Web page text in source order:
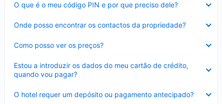
O que é o meu código PIN e por que preciso dele?
fechado
Onde posso encontrar os contactos da propriedade?
fechado
Como posso ver os preços?
fechado
Estou a introduzir os dados do meu cartão de crédito,
quando vou pagar?
fechado
O hotel requer um depósito ou pagamento antecipado?
fechado